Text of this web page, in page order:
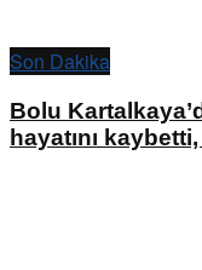
Son Dakika
Bolu
hayatını